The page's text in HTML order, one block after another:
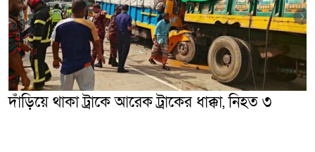
দাঁড়িয়ে থাকা ট্রাকে আরেক ট্রাকের ধাক্কা, নিহত ৩